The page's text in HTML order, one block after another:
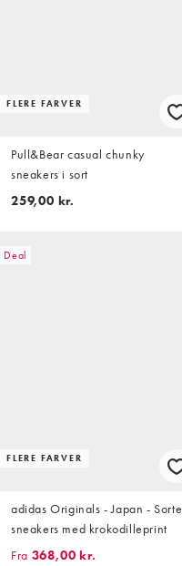
FLERE FARVER
Pull&Bear casual chunky
sneakers i sort
259,00 kr.
Deal
FLERE FARVER
adidas Originals - Japan - Sorte
sneakers med krokodilleprint
Fra 368,00 kr.